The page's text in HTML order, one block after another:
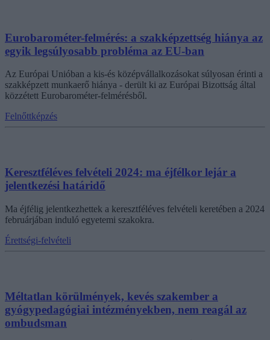
Eurobarométer-felmérés: a szakképzettség hiánya az
egyik legsúlyosabb probléma az EU-ban
Az Európai Unióban a kis-és középvállalkozásokat súlyosan érinti a
szakképzett munkaerő hiánya - derült ki az Európai Bizottság által
közzétett Eurobarométer-felmérésből.
Felnőttképzés
Keresztféléves felvételi 2024: ma éjfélkor lejár a
jelentkezési határidő
Ma éjfélig jelentkezhettek a keresztféléves felvételi keretében a 2024
februárjában induló egyetemi szakokra.
Érettségi-felvételi
Méltatlan körülmények, kevés szakember a
gyógypedagógiai intézményekben, nem reagál az
ombudsman